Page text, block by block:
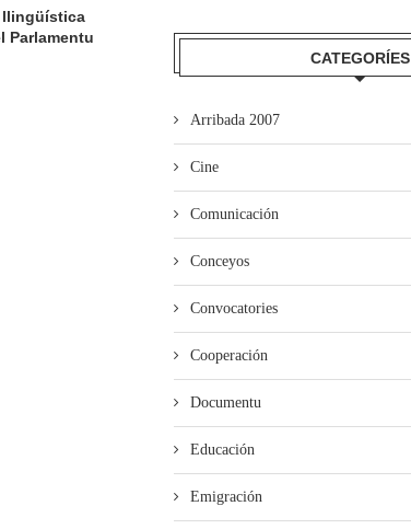
llingüística
Parlamentu
protagoniza la xornada...
CATEGORÍES
Arribada 2007
Cine
Comunicación
Conceyos
Convocatories
Cooperación
Documentu
Educación
Emigración